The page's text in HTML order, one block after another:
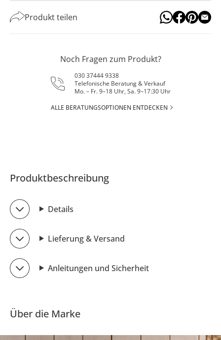
Produkt teilen
Noch Fragen zum Produkt?
030 37444 9338
Telefonische Beratung & Verkauf
Mo. – Fr. 9–18 Uhr, Sa. 9–17:30 Uhr
ALLE BERATUNGSOPTIONEN ENTDECKEN
Produktbeschreibung
Details
Lieferung & Versand
Anleitungen und Sicherheit
Über die Marke